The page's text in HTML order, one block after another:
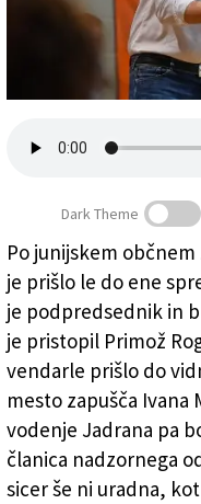
Naročnine
Andrea Mura je
(FOTODAMJ@N)
Dark Theme
Po junijskem
je prišlo le do ene
je podpredsednik in
je pristopil Primož
vendarle prišlo do
mesto zapušča Ivana
vodenje Jadrana pa
članica nadzornega
sicer še ni uradna,